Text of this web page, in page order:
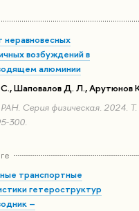
неравновесных
возбуждений в
алюминии
С., Шаповалов Д. Л., Арутюнов
Серия физическая. 2024. Т.
300.
транспортные
гетероструктур
–